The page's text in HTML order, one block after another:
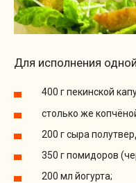
Для исполнения
400 г пекинской
столько же
200 г сыра
350 г помидоров
200 мл йогурта;